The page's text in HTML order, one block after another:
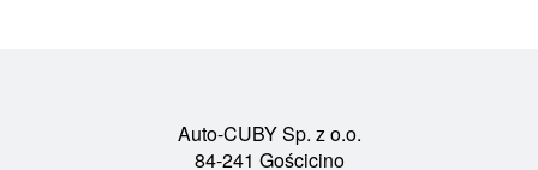
Auto-CUBY Sp. z o.o.
84-241 Gościcino